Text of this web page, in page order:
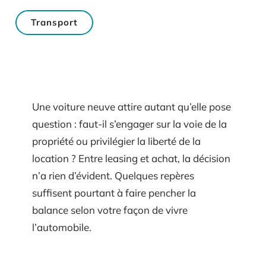
Transport
Une voiture neuve attire autant qu’elle pose
question : faut-il s’engager sur la voie de la
propriété ou privilégier la liberté de la
location ? Entre leasing et achat, la décision
n’a rien d’évident. Quelques repères
suffisent pourtant à faire pencher la
balance selon votre façon de vivre
l’automobile.